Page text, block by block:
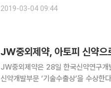
다. 케이캡정의 수상은 2016년 기술
2019-03-04 09:44
JW중외제약, 아토피 신약으
JW중외제약은 28일 한국신약연구
신약개발부문 ‘기술수출상’을 수상한다고 25일 밝혔다. 수상기술